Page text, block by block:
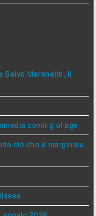
Salvò Maranello, il
coming of age
ciò che è marginale